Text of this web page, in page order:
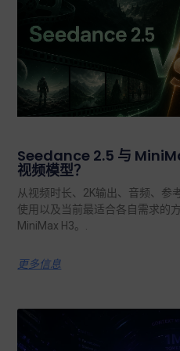
Seedance 2.5 与
视频模型？
从视频时长、2K输出、音频、参
使用以及当前最适合各自需求的
MiniMax H3。.
更多信息